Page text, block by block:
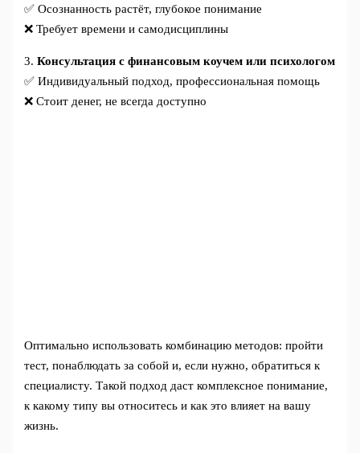
✅ Осознанность растёт, глубокое понимание
❌ Требует времени и самодисциплины
3.Консультация с финансовым коучем или психологом
✅ Индивидуальный подход, профессиональная помощь
❌ Стоит денег, не всегда доступно
Оптимально использовать комбинацию методов: пройти
тест, понаблюдать за собой и, если нужно, обратиться к
специалисту. Такой подход даст комплексное понимание,
к какому типу вы относитесь и как это влияет на вашу
жизнь.